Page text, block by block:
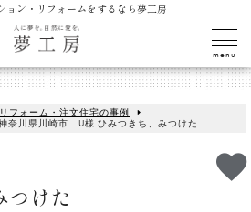
ョン・リフォームをするなら夢工房
フォーム・注文住宅の事例
奈川県川崎市 U様 ひみつきち、みつけた
つけた